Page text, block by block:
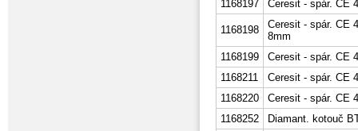
1168197
Ceresit - spár. CE
1168198
Ceresit - spár. CE
8mm
1168199
Ceresit - spár. CE
1168211
Ceresit - spár. CE
1168220
Ceresit - spár. CE
1168252
Diamant. kotouč